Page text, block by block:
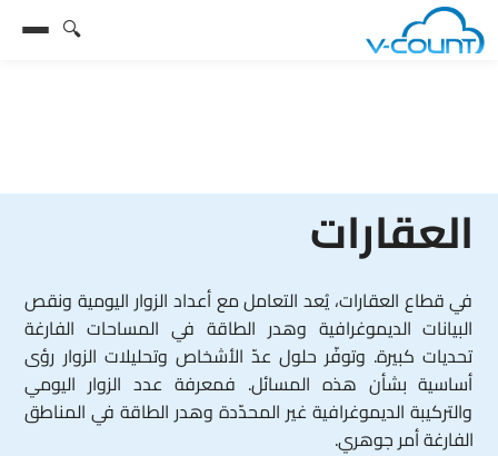
🔍
العقارات
في قطاع العقارات، يُعد التعامل مع أعداد الزوار اليومية ونقص
البيانات الديموغرافية وهدر الطاقة في المساحات الفارغة
تحديات كبيرة. وتوفّر حلول عدّ الأشخاص وتحليلات الزوار رؤى
أساسية بشأن هذه المسائل. فمعرفة عدد الزوار اليومي
والتركيبة الديموغرافية غير المحدّدة وهدر الطاقة في المناطق
الفارغة أمر جوهري.